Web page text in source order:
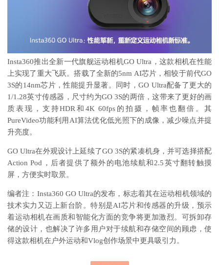
Insta360推出全新一代旗舰运动相机GO Ultra，这款相机在性能
上实现了重大飞跃。搭载了全新的5nm AI芯片，相较于前代GO
3S的14nm芯片，性能提升显著。同时，GO Ultra配备了更大的
1/1.28英寸传感器，尺寸约为GO 3S的两倍，这带来了更好的画
质表现，支持HDR和4K 60fps的拍摄，帧率也翻倍。其
PureVideo功能利用AI算法优化低光照下的成像，减少噪点并提
升亮度。
GO Ultra在外观设计上延续了GO 3S的紧凑机身，并可选择搭配
Action Pod，后者提供了额外的电池续航和2.5英寸翻转触摸
屏，方便实时取景。
编者注：Insta360 GO Ultra的发布，标志着其在运动相机领域的
技术实力又迈上新台阶。特别是AI芯片和传感器的升级，预示
着运动相机在画质和智能化方面的竞争将更加激烈。可拆卸存
储的设计，也解决了许多用户对于续航和存储空间的顾虑，使
得这款相机在户外运动和Vlog创作场景中更具吸引力。